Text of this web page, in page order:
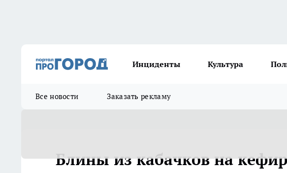
Инциденты Культура
Все новости Заказать рекламу
Блины из кабачков на